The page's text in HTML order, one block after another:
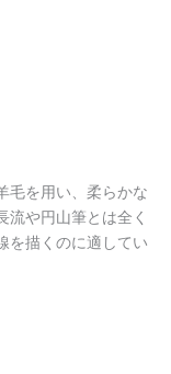
毛を用い、柔らかな
流や円山筆とは全く
を描くのに適してい